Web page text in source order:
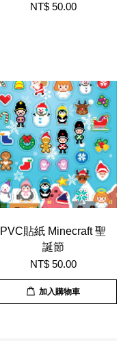
NT$ 50.00
PVC貼紙 Minecraft 聖
誕節
NT$ 50.00
加入購物車